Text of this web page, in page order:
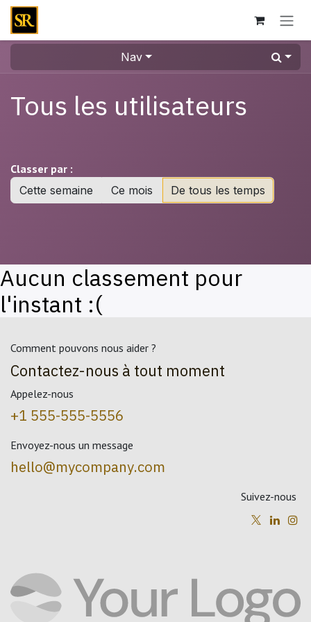
Se rendre au contenu
Nav
Tous les utilisateurs
Classer par :
Cette semaine
Ce mois De tous les temps
Aucun classement pour
l'instant :(
Comment pouvons nous aider ?
Contactez-nous à tout moment
Appelez-nous
+1 555-555-5556
Envoyez-nous un message
hello@mycompany.com
Suivez-nous